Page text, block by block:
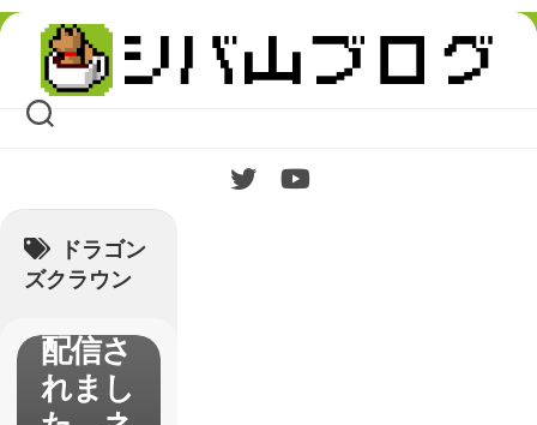
Skip
content
ドラゴン
ズクラウン
【ドラ
ゴンズ
ン】ア
ップデ
ート第
配信さ
れまし